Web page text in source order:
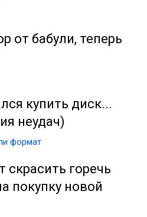
от бабули, теперь
купить диск...
неудач)
формат
скрасить горечь
покупку новой